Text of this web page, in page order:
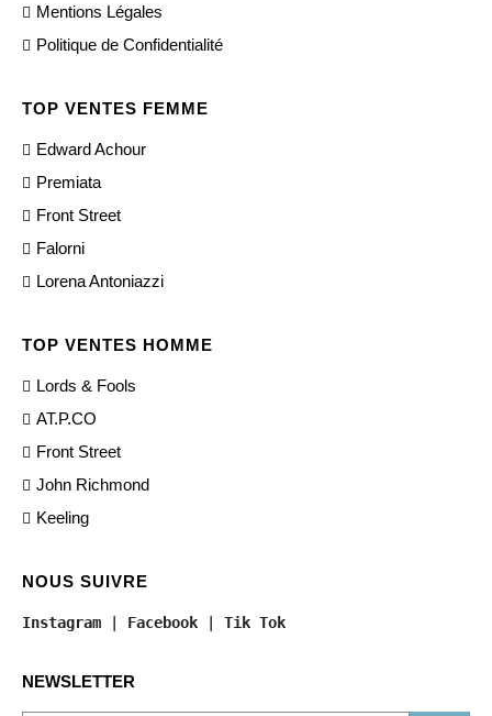
Mentions Légales
Politique de Confidentialité
TOP VENTES FEMME
Edward Achour
Premiata
Front Street
Falorni
Lorena Antoniazzi
TOP VENTES HOMME
Lords & Fools
AT.P.CO
Front Street
John Richmond
Keeling
NOUS SUIVRE
Instagram | Facebook | Tik Tok
NEWSLETTER